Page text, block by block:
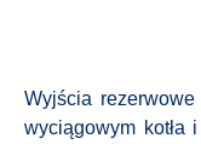
Wyjścia rezerwowe
wyciągowym kotła